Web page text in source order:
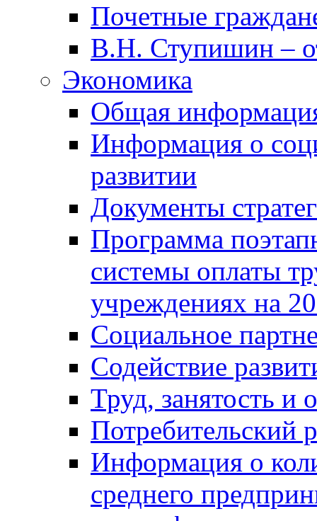
Почетные
В.Н. Ступишин –
Экономика
Общая
Информация о
развитии
Документы
Программа
системы оплаты
учреждениях на
Социальное
Содействие
Труд, занятость и
Потребительский
Информация о
среднего